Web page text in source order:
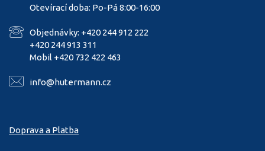
Otevírací doba: Po-Pá 8:00-16:00
Objednávky: +420 244 912 222
+420 244 913 311
Mobil +420 732 422 463
info@hutermann.cz
Doprava a Platba